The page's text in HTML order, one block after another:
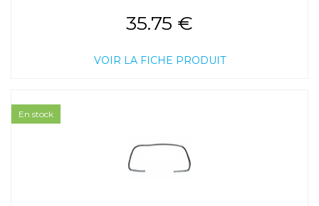
35.75 €
VOIR LA FICHE PRODUIT
En stock